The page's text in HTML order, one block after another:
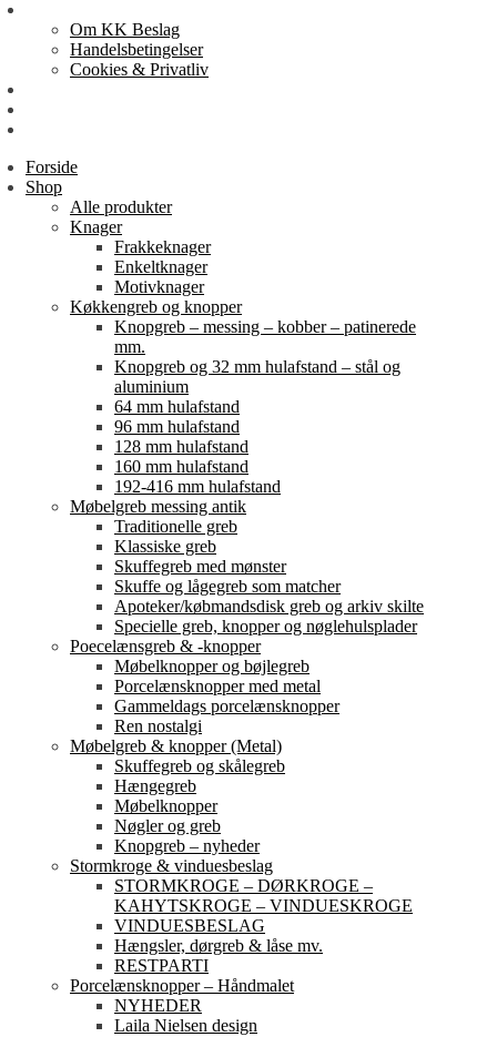
Om KK Beslag
Handelsbetingelser
Cookies & Privatliv
Forside
Shop
Alle produkter
Knager
Frakkeknager
Enkeltknager
Motivknager
Køkkengreb og knopper
Knopgreb – messing – kobber – patinerede
mm.
Knopgreb og 32 mm hulafstand – stål og
aluminium
64 mm hulafstand
96 mm hulafstand
128 mm hulafstand
160 mm hulafstand
192-416 mm hulafstand
Møbelgreb messing antik
Traditionelle greb
Klassiske greb
Skuffegreb med mønster
Skuffe og lågegreb som matcher
Apoteker/købmandsdisk greb og arkiv skilte
Specielle greb, knopper og nøglehulsplader
Poecelænsgreb & -knopper
Møbelknopper og bøjlegreb
Porcelænsknopper med metal
Gammeldags porcelænsknopper
Ren nostalgi
Møbelgreb & knopper (Metal)
Skuffegreb og skålegreb
Hængegreb
Møbelknopper
Nøgler og greb
Knopgreb – nyheder
Stormkroge & vinduesbeslag
STORMKROGE – DØRKROGE –
KAHYTSKROGE – VINDUESKROGE
VINDUESBESLAG
Hængsler, dørgreb & låse mv.
RESTPARTI
Porcelænsknopper – Håndmalet
NYHEDER
Laila Nielsen design